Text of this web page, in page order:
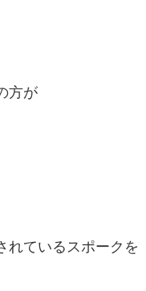
方が
れているスポークを